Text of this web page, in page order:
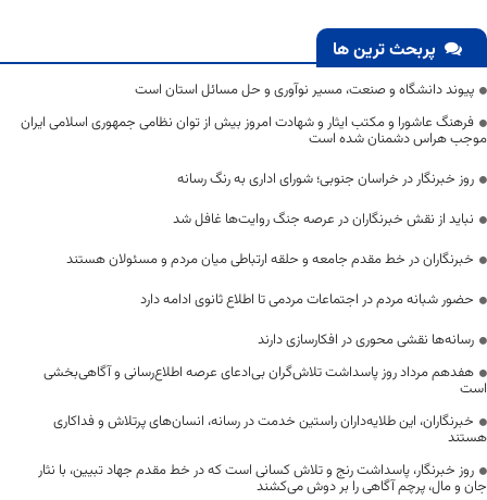
پربحث ترین ها
پیوند دانشگاه و صنعت، مسیر نوآوری و حل مسائل استان است
فرهنگ عاشورا و مکتب ایثار و شهادت امروز بیش از توان نظامی جمهوری اسلامی ایران
موجب هراس دشمنان شده است
روز خبرنگار در خراسان جنوبی؛ شورای اداری به رنگ رسانه
نباید از نقش خبرنگاران در عرصه جنگ روایت‌ها غافل شد
خبرنگاران در خط مقدم جامعه و حلقه ارتباطی میان مردم و مسئولان هستند
حضور شبانه مردم در اجتماعات مردمی تا اطلاع ثانوی ادامه دارد
رسانه‌ها نقشی محوری در افکارسازی دارند
هفدهم مرداد روز پاسداشت تلاش‌گران بی‌ادعای عرصه اطلاع‌رسانی و آگاهی‌بخشی
است
خبرنگاران، این طلایه‌داران راستین خدمت در رسانه، انسان‌های پرتلاش و فداکاری
هستند
روز خبرنگار، پاسداشت رنج و تلاش کسانی است که در خط مقدم جهاد تبیین، با نثار
جان و مال، پرچم آگاهی را بر دوش می‌کشند